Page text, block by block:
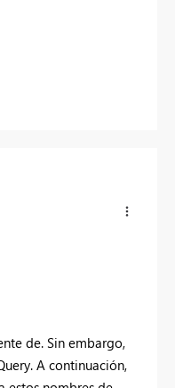
de. Sin embargo,
A continuación,